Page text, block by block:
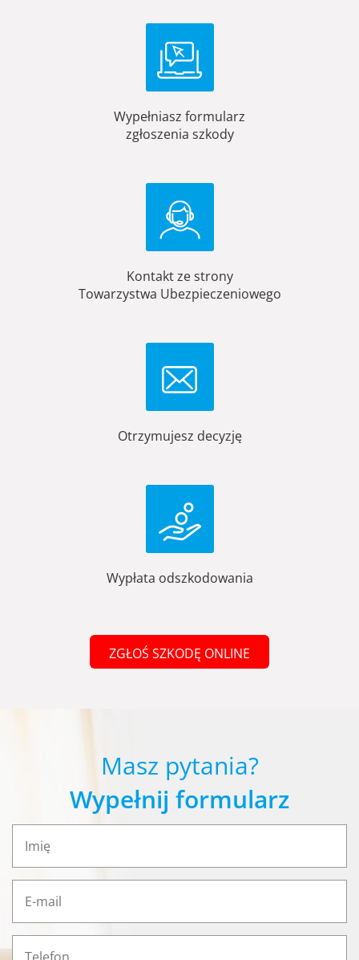
Wypełniasz formularz
zgłoszenia szkody
Kontakt ze strony
Towarzystwa Ubezpieczeniowego
Otrzymujesz decyzję
Wypłata odszkodowania
ZGŁOŚ SZKODĘ ONLINE
Masz pytania?
Wypełnij formularz